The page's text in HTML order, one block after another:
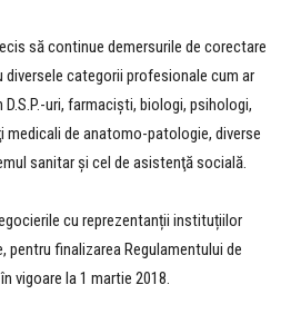
să continue demersurile de corectare
categorii profesionale cum ar
uri, farmacişti, biologi, psihologi,
de anatomo-patologie, diverse
sanitar şi cel de asistenţă socială.
cu reprezentanții instituțiilor
pentru finalizarea Regulamentului de
vigoare la 1 martie 2018.